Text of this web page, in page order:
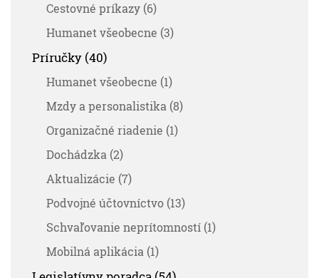
Cestovné príkazy (6)
Humanet všeobecne (3)
Príručky (40)
Humanet všeobecne (1)
Mzdy a personalistika (8)
Organizačné riadenie (1)
Dochádzka (2)
Aktualizácie (7)
Podvojné účtovníctvo (13)
Schvaľovanie neprítomností (1)
Mobilná aplikácia (1)